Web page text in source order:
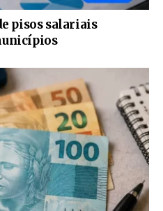
pisos salariais